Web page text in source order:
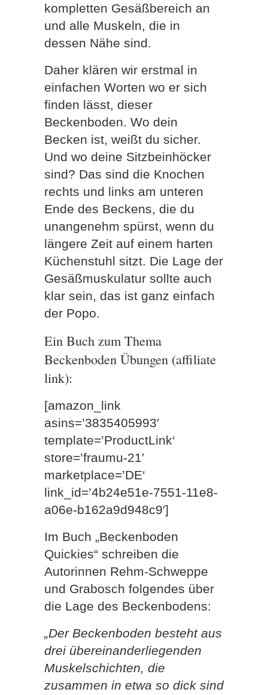
kompletten Gesäßbereich an
und alle Muskeln, die in
dessen Nähe sind.
Daher klären wir erstmal in
einfachen Worten wo er sich
finden lässt, dieser
Beckenboden. Wo dein
Becken ist, weißt du sicher.
Und wo deine Sitzbeinhöcker
sind? Das sind die Knochen
rechts und links am unteren
Ende des Beckens, die du
unangenehm spürst, wenn du
längere Zeit auf einem harten
Küchenstuhl sitzt. Die Lage der
Gesäßmuskulatur sollte auch
klar sein, das ist ganz einfach
der Popo.
Ein Buch zum Thema
Beckenboden Übungen (affiliate
link):
[amazon_link
asins=’3835405993′
template=’ProductLink‘
store=’fraumu-21′
marketplace=’DE‘
link_id=’4b24e51e-7551-11e8-
a06e-b162a9d948c9′]
Im Buch „Beckenboden
Quickies“ schreiben die
Autorinnen Rehm-Schweppe
und Grabosch folgendes über
die Lage des Beckenbodens:
„Der Beckenboden besteht aus
drei übereinanderliegenden
Muskelschichten, die
zusammen in etwa so dick sind